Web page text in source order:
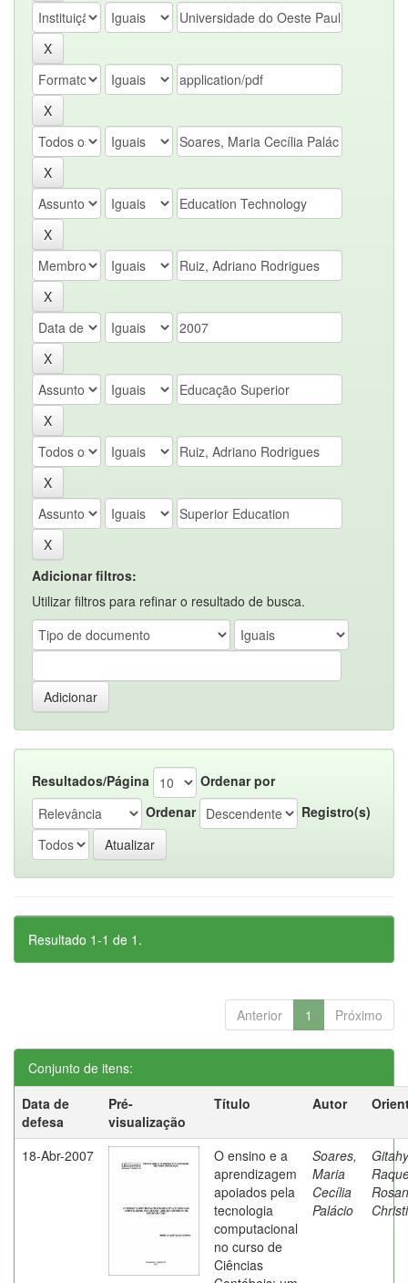
Adicionar filtros:
Utilizar filtros para refinar o resultado de busca.
Resultados/Página
Ordenar por
Ordenar
Registro(s)
Resultado 1-1 de 1.
Anterior 1 Próximo
Conjunto de itens:
Data de
defesa
Pré-
visualização
Título Autor
18-Abr-2007
O ensino e a
aprendizagem
apoiados pela
tecnologia
computacional
no curso de
Ciências
Soares,
Maria
Cecília
Palácio
Rosan